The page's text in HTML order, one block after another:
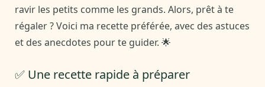
ravir les petits comme les grands. Alors, prêt à te
régaler ? Voici ma recette préférée, avec des astuces
et des anecdotes pour te guider. 🌟
✅ Une recette rapide à préparer